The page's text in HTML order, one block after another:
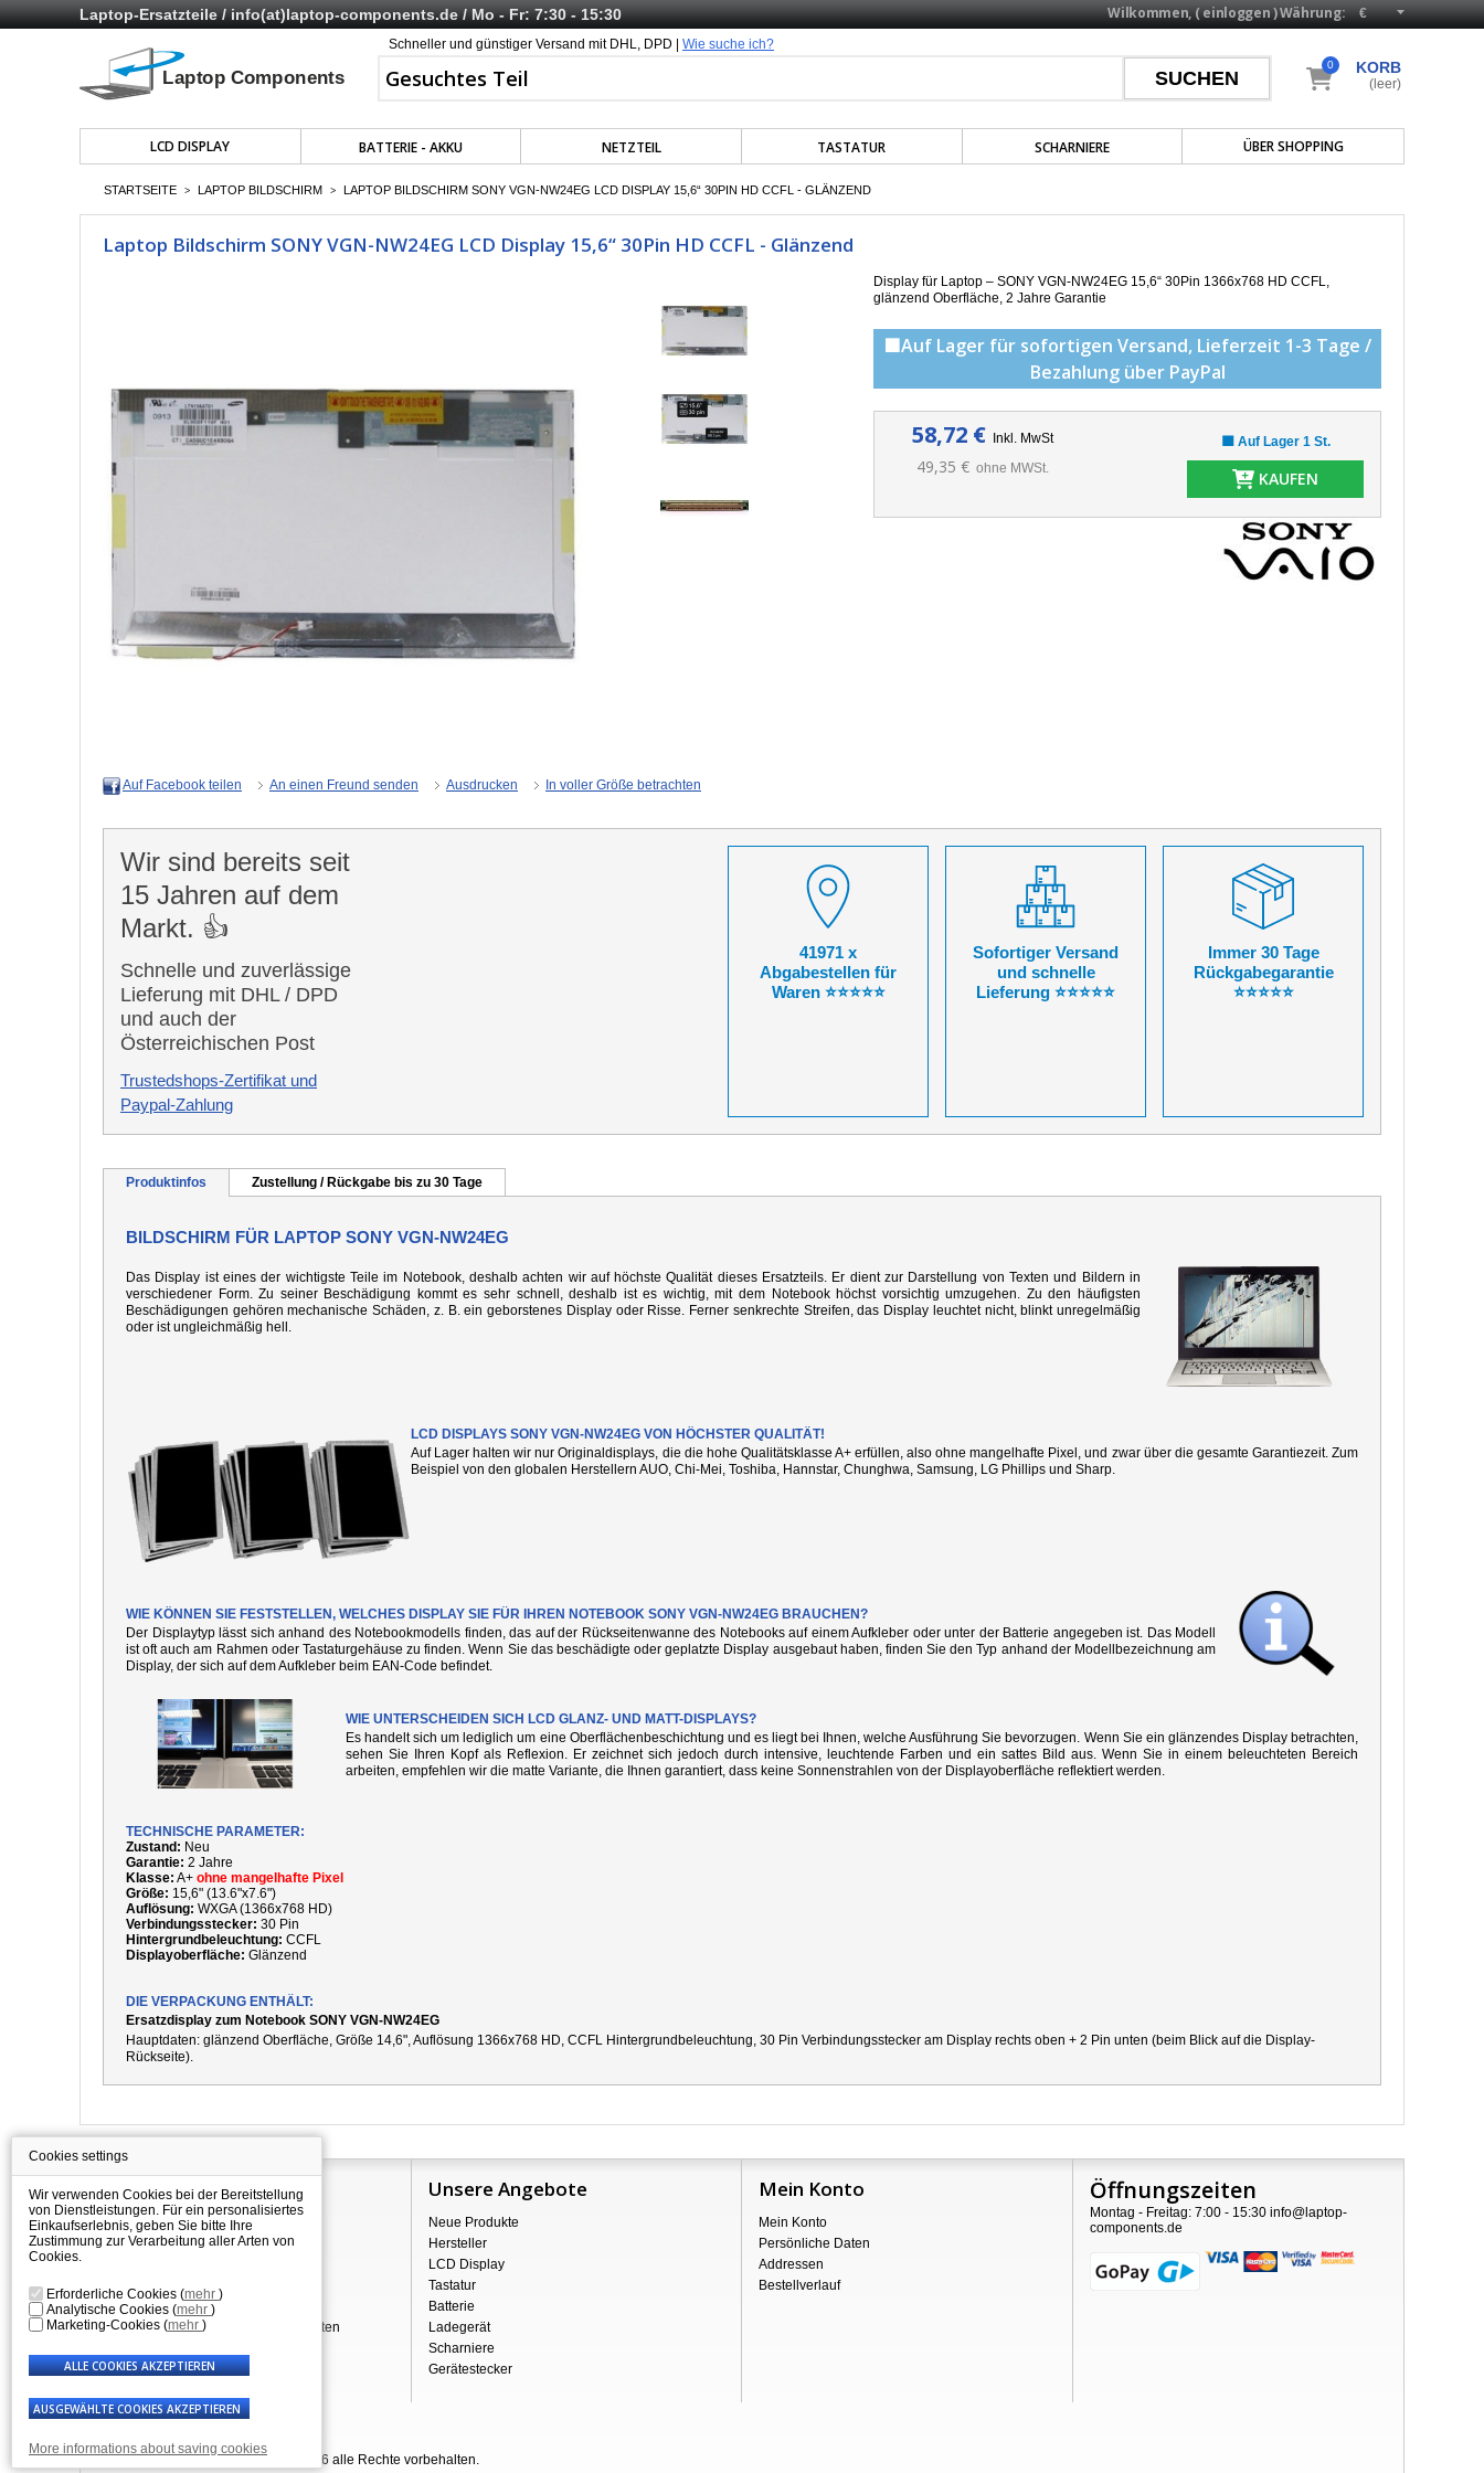
Laptop-Ersatzteile /info(at)laptop-components.de/ Mo - Fr: 7:30 - 15:30 Währung:
Wilkommen, (einloggen)
Schneller und günstiger Versand mit DHL, DPD | Wie suche ich?
LCD DISPLAY BATTERIE - AKKU NETZTEIL TASTATUR SCHARNIERE ÜBER SHOPPING
KORB
0
(leer)
STARTSEITE > LAPTOP BILDSCHIRM > LAPTOP BILDSCHIRM SONY VGN-NW24EG LCD DISPLAY 15,6“ 30PIN HD CCFL - GLÄNZEND
Laptop Bildschirm SONY VGN-NW24EG LCD Display 15,6“ 30Pin HD CCFL - Glänzend
Display für Laptop – SONY VGN-NW24EG 15,6“ 30Pin 1366x768 HD CCFL,
g länzend Oberfläche, 2 Jahre Garantie
🟩Auf Lager für sofortigen Versand, Lieferzeit 1-3 Tage /
Bezahlung über PayPal
58,72 € Inkl. MwSt
49,35 € ohne MWSt.
🟩 Auf Lager 1 St.
KAUFEN
Auf Facebook teilen An einen Freund senden Ausdrucken In voller Größe betrachten
Wir sind bereits seit
15 Jahren auf dem
Markt. 👍
Schnelle und zuverlässige
Lieferung mit DHL / DPD
und auch der
Österreichischen Post
Trustedshops-Zertifikat und
Paypal-Zahlung
41971 x
Abgabestellen für
Waren ⭐⭐⭐⭐⭐
Sofortiger Versand
und schnelle
Lieferung ⭐⭐⭐⭐⭐
Immer 30 Tage
Rückgabegarantie
⭐⭐⭐⭐⭐
Produktinfos Zustellung / Rückgabe bis zu 30 Tage
BILDSCHIRM FÜR LAPTOP SONY VGN-NW24EG
Das Display ist eines der wichtigste Teile im Notebook, deshalb achten wir auf höchste Qualität dieses Ersatzteils. Er dient zur Darstellung von Texten und Bildern in
verschiedener Form. Zu seiner Beschädigung kommt es sehr schnell, deshalb ist es wichtig, mit dem Notebook höchst vorsichtig umzugehen. Zu den häufigsten
Beschädigungen gehören mechanische Schäden, z. B. ein geborstenes Display oder Risse. Ferner senkrechte Streifen, das Display leuchtet nicht, blinkt unregelmäßig
oder ist ungleichmäßig hell.
LCD DISPLAYS SONY VGN-NW24EG VON HÖCHSTER QUALITÄT!
Auf Lager halten wir nur Originaldisplays, die die hohe Qualitätsklasse A+ erfüllen, also ohne mangelhafte Pixel, und zwar über die gesamte Garantiezeit. Zum
Beispiel von den globalen Herstellern AUO, Chi-Mei, Toshiba, Hannstar, Chunghwa, Samsung, LG Phillips und Sharp.
WIE KÖNNEN SIE FESTSTELLEN, WELCHES DISPLAY SIE FÜR IHREN NOTEBOOK SONY VGN-NW24EG BRAUCHEN?
Der Displaytyp lässt sich anhand des Notebookmodells finden, das auf der Rückseitenwanne des Notebooks auf einem Aufkleber oder unter der Batterie angegeben ist. Das Modell
ist oft auch am Rahmen oder Tastaturgehäuse zu finden. Wenn Sie das beschädigte oder geplatzte Display ausgebaut haben, finden Sie den Typ anhand der Modellbezeichnung am
Display, der sich auf dem Aufkleber beim EAN-Code befindet.
WIE UNTERSCHEIDEN SICH LCD GLANZ- UND MATT-DISPLAYS?
Es handelt sich um lediglich um eine Oberflächenbeschichtung und es liegt bei Ihnen, welche Ausführung Sie bevorzugen. Wenn Sie ein glänzendes Display betrachten,
sehen Sie Ihren Kopf als Reflexion. Er zeichnet sich jedoch durch intensive, leuchtende Farben und ein sattes Bild aus. Wenn Sie in einem beleuchteten Bereich
arbeiten, empfehlen wir die matte Variante, die Ihnen garantiert, dass keine Sonnenstrahlen von der Displayoberfläche reflektiert werden.
TECHNISCHE PARAMETER:
Zustand: Neu
Garantie: 2 Jahre
Klasse: A+ ohne mangelhafte Pixel
Größe: 15,6" (13.6"x7.6")
Auflösung: WXGA (1366x768 HD)
Verbindungsstecker: 30 Pin
Hintergrundbeleuchtung: CCFL
Displayoberfläche: Glänzend
DIE VERPACKUNG ENTHÄLT:
Ersatzdisplay zum Notebook SONY VGN-NW24EG
Hauptdaten: g länzend Oberfläche, Größe 14,6", Auflösung 1366x768 HD, CCFL Hintergrundbeleuchtung, 30 Pin Verbindungsstecker am Display rechts oben + 2 Pin unten (beim Blick auf die Display-
Rückseite).
Information
Über Shopping
Versand
Reklamation & Widerrufsrecht
Geschäftsbedingungen
Verarbeitung personenbezogener Daten
Unsere Angebote
Neue Produkte
Hersteller
LCD Display
Tastatur
Batterie
Ladegerät
Scharniere
Gerätestecker
Mein Konto
Mein Konto
Persönliche Daten
Addressen
Bestellverlauf
Öffnungszeiten
Montag - Freitag: 7:00 - 15:30 info@laptop-
components.de
© Laptop-Components.de 2007 - 2026 alle Rechte vorbehalten.
Cookies settings
Wir verwenden Cookies bei der Bereitstellung
von Dienstleistungen. Für ein personalisiertes
Einkaufserlebnis, geben Sie bitte Ihre
Zustimmung zur Verarbeitung aller Arten von
Cookies.
Erforderliche Cookies (mehr )
Analytische Cookies (mehr )
Marketing-Cookies (mehr )
More informations about saving cookies